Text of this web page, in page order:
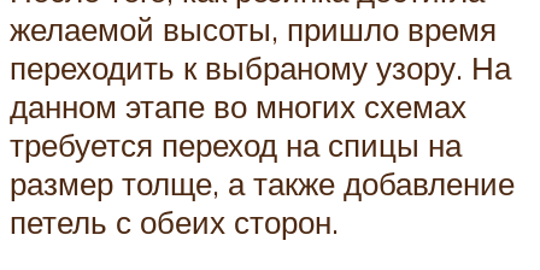
желаемой высоты, пришло время
переходить к выбраному узору. На
данном этапе во многих схемах
требуется переход на спицы на
размер толще, а также добавление
петель с обеих сторон.